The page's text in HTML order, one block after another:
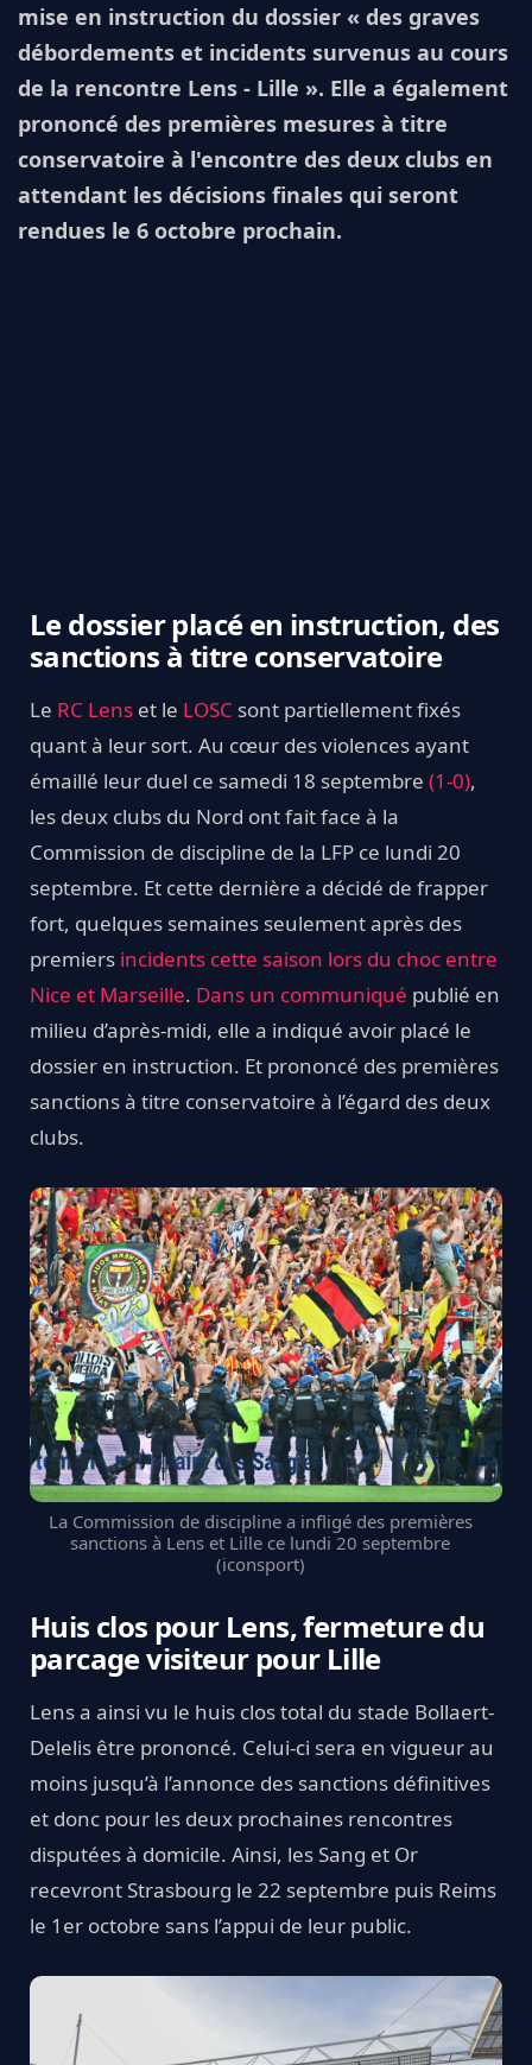
mise en instruction du dossier « des graves
débordements et incidents survenus au cours
de la rencontre Lens - Lille ». Elle a également
prononcé des premières mesures à titre
conservatoire à l'encontre des deux clubs en
attendant les décisions finales qui seront
rendues le 6 octobre prochain.
Le dossier placé en instruction, des
sanctions à titre conservatoire
Le RC Lens et le LOSC sont partiellement fixés
quant à leur sort. Au cœur des violences ayant
émaillé leur duel ce samedi 18 septembre (1-0),
les deux clubs du Nord ont fait face à la
Commission de discipline de la LFP ce lundi 20
septembre. Et cette dernière a décidé de frapper
fort, quelques semaines seulement après des
premiers incidents cette saison lors du choc entre
Nice et Marseille. Dans un communiqué publié en
milieu d’après-midi, elle a indiqué avoir placé le
dossier en instruction. Et prononcé des premières
sanctions à titre conservatoire à l’égard des deux
clubs.
La Commission de discipline a infligé des premières
sanctions à Lens et Lille ce lundi 20 septembre
(iconsport)
Huis clos pour Lens, fermeture du
parcage visiteur pour Lille
Lens a ainsi vu le huis clos total du stade Bollaert-
Delelis être prononcé. Celui-ci sera en vigueur au
moins jusqu’à l’annonce des sanctions définitives
et donc pour les deux prochaines rencontres
disputées à domicile. Ainsi, les Sang et Or
recevront Strasbourg le 22 septembre puis Reims
le 1er octobre sans l’appui de leur public.